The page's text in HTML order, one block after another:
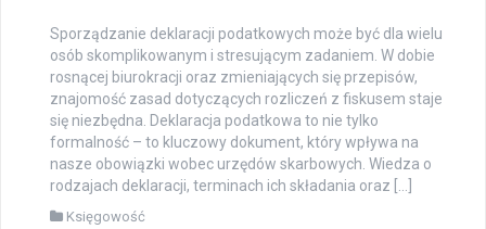
Sporządzanie deklaracji podatkowych może być dla wielu
osób skomplikowanym i stresującym zadaniem. W dobie
rosnącej biurokracji oraz zmieniających się przepisów,
znajomość zasad dotyczących rozliczeń z fiskusem staje
się niezbędna. Deklaracja podatkowa to nie tylko
formalność – to kluczowy dokument, który wpływa na
nasze obowiązki wobec urzędów skarbowych. Wiedza o
rodzajach deklaracji, terminach ich składania oraz […]
Księgowość